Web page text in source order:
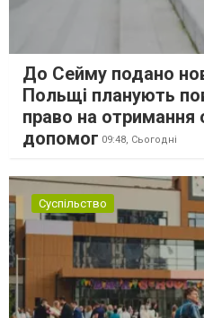
До Сейму подано
Польщі планують
право на отримання
допомог 09:48, Сьогодні
Суспільство